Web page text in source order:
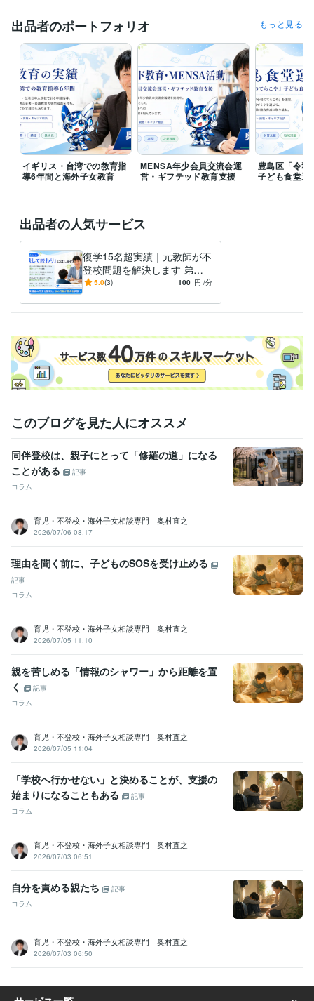
NEXUS Group 2026年3月 ~ 現在
受賞歴
知能開発教育論
資格・検定
実用英語技能検定準1級 取得年 : 2023年
得意分野
学習指導・資格・キャリア相談
不登校支援・発達障害・海外子女・
学習指導
教育・子育て
語学力
中国語 日常会話レベル
出品者のポートフォリオ もっと見る
イギリス・台湾での教育指
導6年間と海外子女教育
MENSA年少会員交流会運
営・ギフテッド教育支援
豊島区「令和
子ども食堂運
出品者の人気サービス
復学15名超実績｜元教師が不
登校問題を解決します 弟が
元不登校！不登校対応経験者
5.0(3) 100 円 /分
このブログを見た人にオススメ
同伴登校は、親子にとって「修羅の道」になる
ことがある
記事
コラム
育児・不登校・海外子女相談専門 奥村直之
2026/07/06 08:17
理由を聞く前に、子どものSOSを受け止める
記事
コラム
育児・不登校・海外子女相談専門 奥村直之
2026/07/05 11:10
親を苦しめる「情報のシャワー」から距離を置
く
記事
コラム
育児・不登校・海外子女相談専門 奥村直之
2026/07/05 11:04
「学校へ行かせない」と決めることが、支援の
始まりになることもある
記事
コラム
育児・不登校・海外子女相談専門 奥村直之
2026/07/03 06:51
自分を責める親たち
記事
コラム
育児・不登校・海外子女相談専門 奥村直之
2026/07/03 06:50